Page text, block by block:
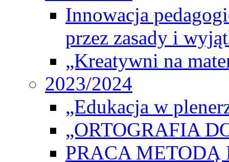
Innowacja
przez zasady i
„Kreatywni na
2023/2024
„Edukacja w
„ORTOGRAFIA
PRACA METODĄ